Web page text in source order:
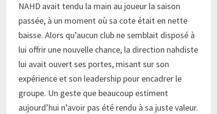
NAHD avait tendu la main au joueur la saison
passée, à un moment où sa cote était en nette
baisse. Alors qu’aucun club ne semblait disposé à
lui offrir une nouvelle chance, la direction nahdiste
lui avait ouvert ses portes, misant sur son
expérience et son leadership pour encadrer le
groupe. Un geste que beaucoup estiment
aujourd’hui n’avoir pas été rendu à sa juste valeur.